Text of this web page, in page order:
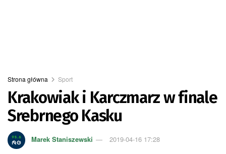
Strona główna Sport
Krakowiak i Karczmarz w finale
Srebrnego Kasku
Marek Staniszewski 2019-04-16 17:28